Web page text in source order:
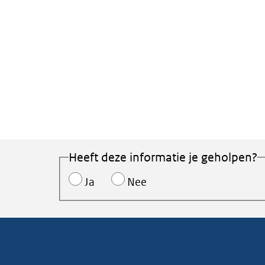
Heeft deze informatie je geholpen?
Ja Nee